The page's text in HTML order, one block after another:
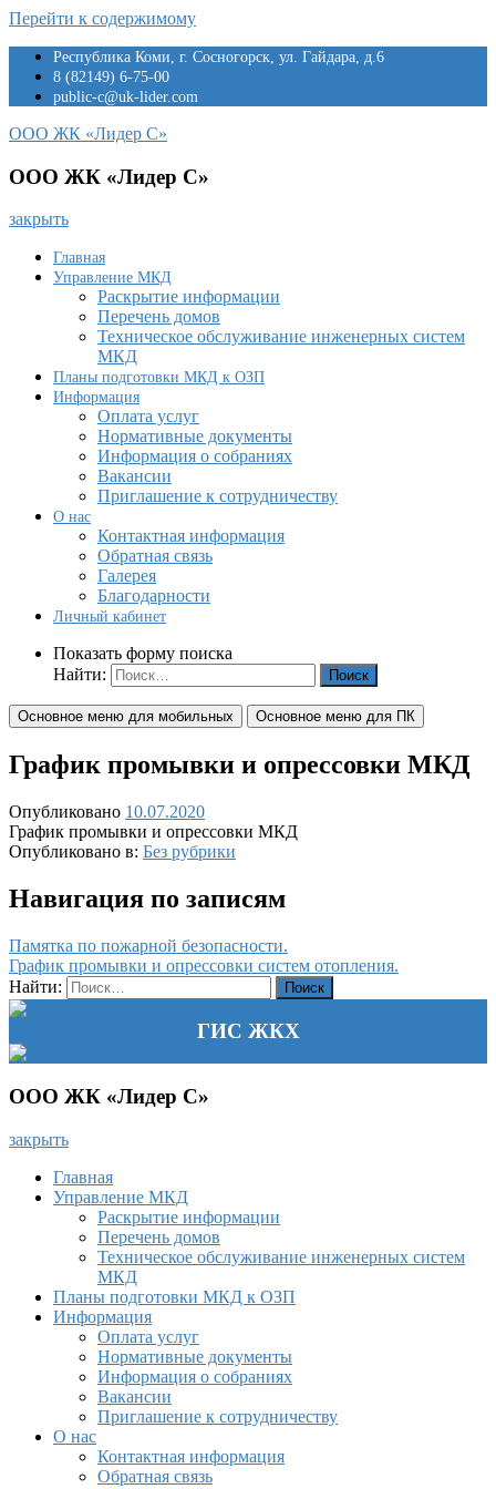
Перейти к содержимому
Республика Коми, г. Сосногорск, ул. Гайдара, д.6
8 (82149) 6-75-00
public-c@uk-lider.com
ООО ЖК «Лидер С»
ООО ЖК «Лидер С»
закрыть
Главная
Управление МКД
Раскрытие информации
Перечень домов
Техническое обслуживание инженерных систем
МКД
Планы подготовки МКД к ОЗП
Информация
Оплата услуг
Нормативные документы
Информация о собраниях
Вакансии
Приглашение к сотрудничеству
О нас
Контактная информация
Обратная связь
Галерея
Благодарности
Личный кабинет
Показать форму поиска
Найти:
Основное меню для мобильных Основное меню для ПК
График промывки и опрессовки МКД
Опубликовано 10.07.2020
График промывки и опрессовки МКД
Опубликовано в: Без рубрики
Навигация по записям
Памятка по пожарной безопасности.
График промывки и опрессовки систем отопления.
Найти:
ГИС ЖКХ
ООО ЖК «Лидер С»
закрыть
Главная
Управление МКД
Раскрытие информации
Перечень домов
Техническое обслуживание инженерных систем
МКД
Планы подготовки МКД к ОЗП
Информация
Оплата услуг
Нормативные документы
Информация о собраниях
Вакансии
Приглашение к сотрудничеству
О нас
Контактная информация
Обратная связь